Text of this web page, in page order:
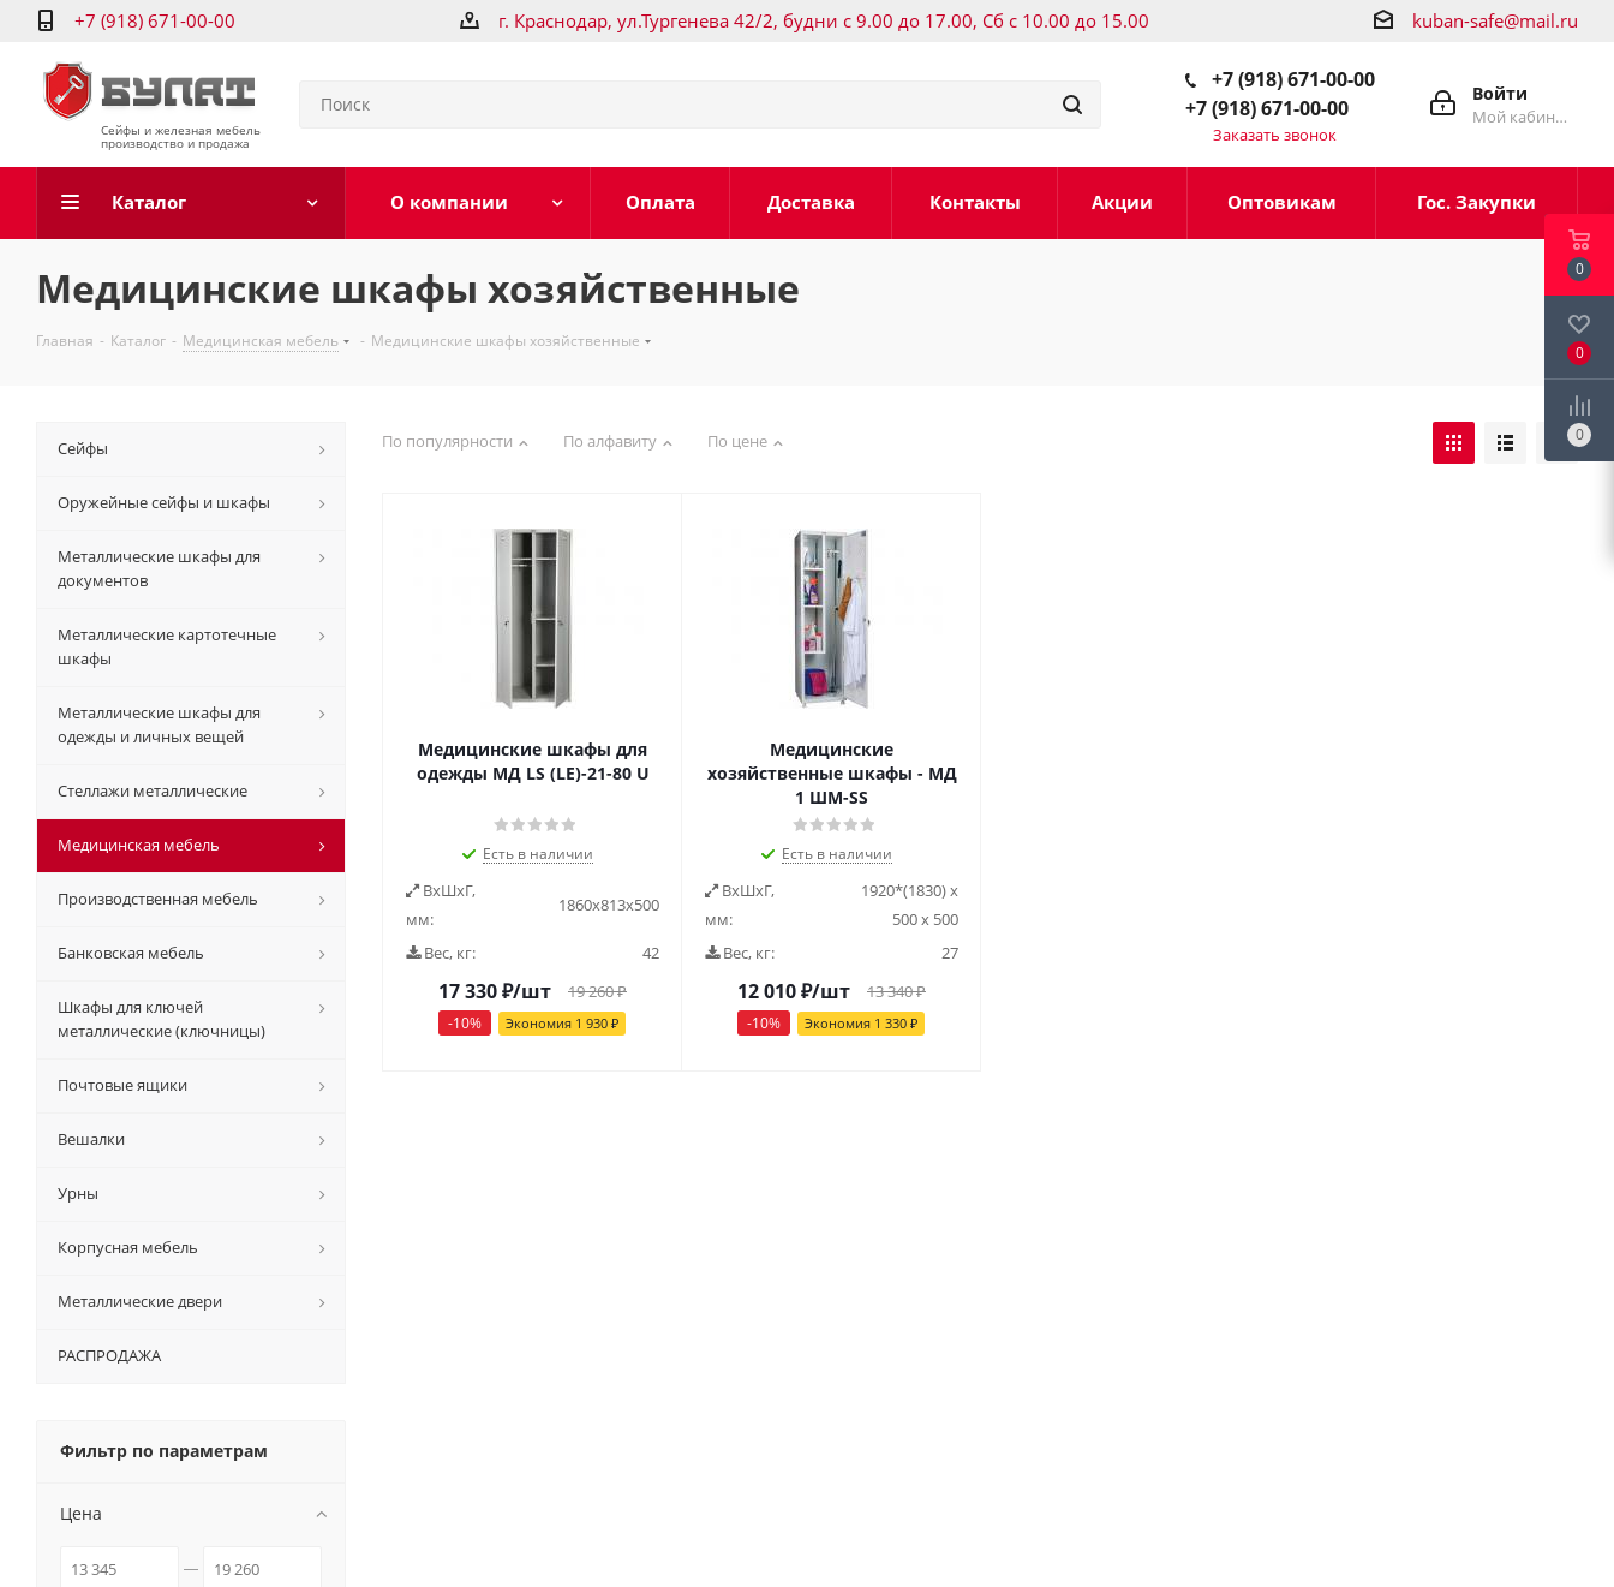
+7 (918) 671-00-00 г. Краснодар, ул.Тургенева 42/2, будни с 9.00 до 17.00, Сб с 10.00 до 15.00 kuban-safe@mail.ru
Сейфы и железная мебель
производство и продажа
Войти
Мой кабинет
+7 (918) 671-00-00
+7 (918) 671-00-00
Заказать звонок
Каталог О компании Оплата Доставка Контакты Акции Оптовикам Гос. Закупки
Медицинские шкафы хозяйственные
Главная - Каталог - Медицинская мебель - Медицинские шкафы хозяйственные
По популярности По алфавиту По цене
Медицинские шкафы для
одежды МД LS (LE)-21-80 U
Есть в наличии
ВxШxГ,
мм:
1860х813х500
Вес, кг: 42
17 330₽/шт 19 260₽
-10% Экономия 1 930 ₽
Медицинские
хозяйственные шкафы - МД
1 ШМ-SS
Есть в наличии
ВxШxГ,
мм:
1920*(1830) х
500 х 500
Вес, кг:
27
12 010₽/шт 13 340₽
-10% Экономия 1 330 ₽
Сейфы
Оружейные сейфы и шкафы
Металлические шкафы для
документов
Металлические картотечные
шкафы
Металлические шкафы для
одежды и личных вещей
Стеллажи металлические
Медицинская мебель
Производственная мебель
Банковская мебель
Шкафы для ключей
металлические (ключницы)
Почтовые ящики
Вешалки
Урны
Корпусная мебель
Металлические двери
РАСПРОДАЖА
Фильтр по параметрам
Цена
0
0
0